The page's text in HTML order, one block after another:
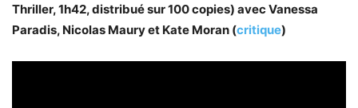
Thriller, 1h42, distribué sur 100 copies) avec Vanessa
Paradis, Nicolas Maury et Kate Moran (critique)